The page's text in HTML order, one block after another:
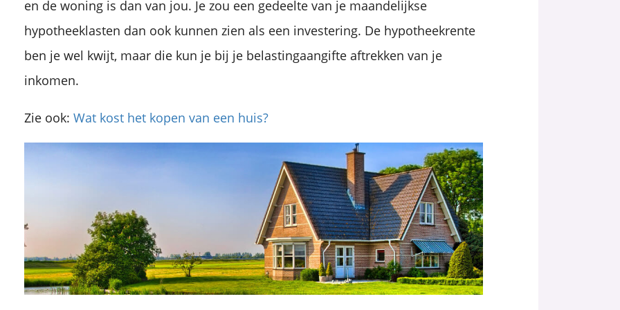
en de woning is dan van jou. Je zou een gedeelte van je maandelijkse
hypotheeklasten dan ook kunnen zien als een investering. De hypotheekrente
ben je wel kwijt, maar die kun je bij je belastingaangifte aftrekken van je
inkomen.
Zie ook: Wat kost het kopen van een huis?